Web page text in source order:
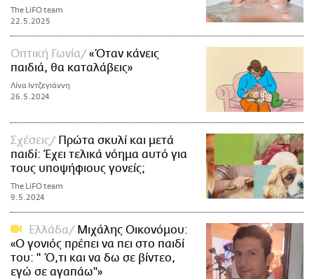
The LiFO team
22.5.2025
Οπτική Γωνία
«Όταν κάνεις
παιδιά, θα καταλάβεις»
Λίνα Ιντζεγιάννη
26.5.2024
Σχέσεις
Πρώτα σκυλί και μετά
παιδί: Έχει τελικά νόημα αυτό για
τους υποψήφιους γονείς;
The LiFO team
9.5.2024
Ελλάδα
Μιχάλης Οικονόμου:
«Ο γονιός πρέπει να πει στο παιδί
του: '' Ό,τι και να δω σε βίντεο,
εγώ σε αγαπάω''»